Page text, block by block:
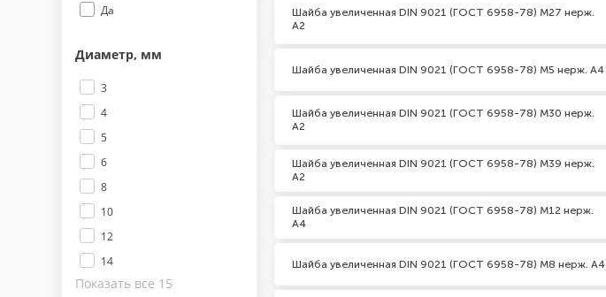
Да
Диаметр, мм
3
4
5
6
8
10
12
14
Показать все 15
Шайба увеличенная DIN 9021 (ГОСТ 6958-78) М27 нерж.
А2
Шайба увеличенная DIN 9021 (ГОСТ 6958-78) М5 нерж. А4
Шайба увеличенная DIN 9021 (ГОСТ 6958-78) М30 нерж.
А2
Шайба увеличенная DIN 9021 (ГОСТ 6958-78) М39 нерж.
А2
Шайба увеличенная DIN 9021 (ГОСТ 6958-78) М12 нерж.
А4
Шайба увеличенная DIN 9021 (ГОСТ 6958-78) М8 нерж. А4